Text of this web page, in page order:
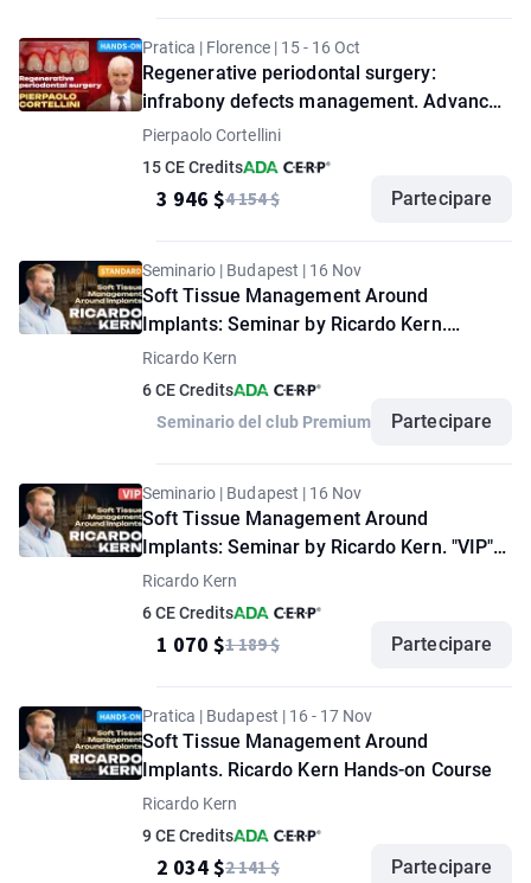
Pratica | Florence | 15 - 16 Oct
Regenerative periodontal surgery:
infrabony defects management. Advanced
hands-on workshop by Pierpaolo Cortellini
Pierpaolo Cortellini
15 CE Credits
3 946 $4 154 $ Partecipare
Seminario | Budapest | 16 Nov
Soft Tissue Management Around
Implants: Seminar by Ricardo Kern.
"Standard" option
Ricardo Kern
6 CE Credits
Seminario del club Premium
Partecipare
Seminario | Budapest | 16 Nov
Soft Tissue Management Around
Implants: Seminar by Ricardo Kern. "VIP"
option
Ricardo Kern
6 CE Credits
1 070 $1 189 $ Partecipare
Pratica | Budapest | 16 - 17 Nov
Soft Tissue Management Around
Implants. Ricardo Kern Hands-on Course
Ricardo Kern
9 CE Credits
2 034 $2 141 $ Partecipare